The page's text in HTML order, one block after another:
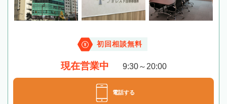
初回相談無料
現在営業中 9:30～20:00
電話する